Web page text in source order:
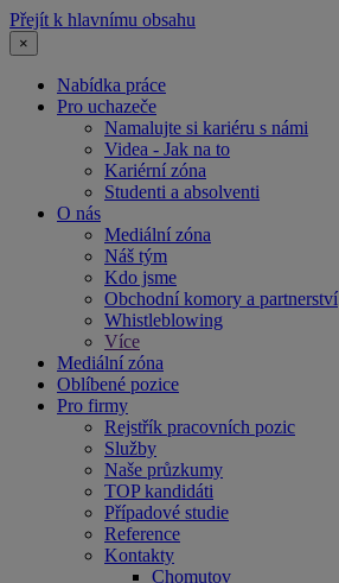
Přejít k hlavnímu obsahu
×
Nabídka práce
Pro uchazeče
Namalujte si kariéru s námi
Videa - Jak na to
Kariérní zóna
Studenti a absolventi
O nás
Mediální zóna
Náš tým
Kdo jsme
Obchodní komory a partnerství
Whistleblowing
Více
Mediální zóna
Oblíbené pozice
Pro firmy
Rejstřík pracovních pozic
Služby
Naše průzkumy
TOP kandidáti
Případové studie
Reference
Kontakty
Chomutov